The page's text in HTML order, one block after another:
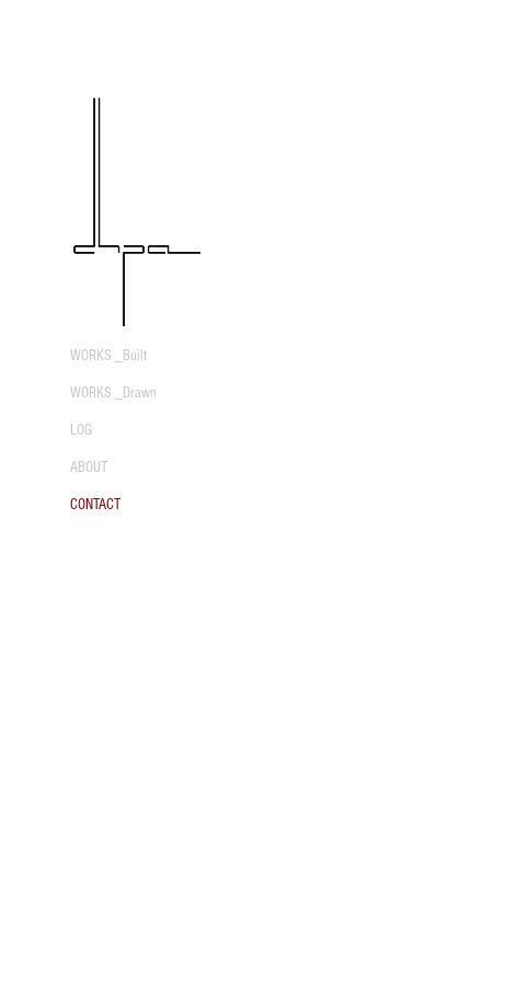
WORKS _Built
WORKS _Drawn
LOG
ABOUT
CONTACT